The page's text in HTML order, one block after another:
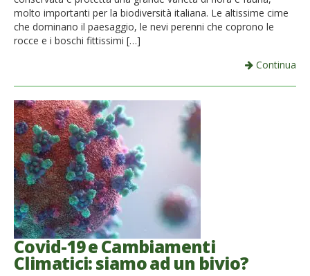
molto importanti per la biodiversità italiana. Le altissime cime
che dominano il paesaggio, le nevi perenni che coprono le
rocce e i boschi fittissimi […]
Continua
Covid-19 e Cambiamenti
Climatici: siamo ad un bivio?